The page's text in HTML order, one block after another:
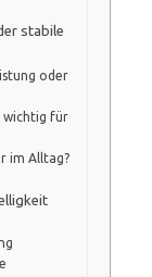
stabile
oder
wichtig für
im Alltag?